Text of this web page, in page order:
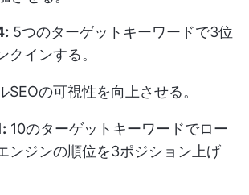
5つのターゲットキーワードで3位
クインする。
SEOの可視性を向上させる。
10のターゲットキーワードでロー
ンジンの順位を3ポジション上げ